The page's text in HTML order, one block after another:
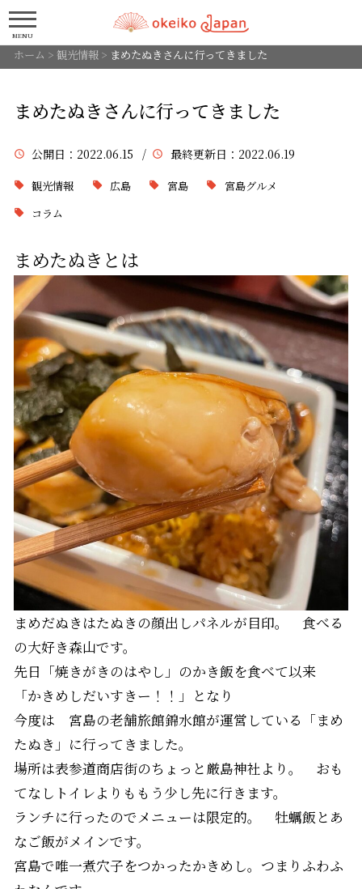
MENU
ホーム > 観光情報> まめたぬきさんに行ってきました
まめたぬきさんに行ってきました
公開日 ：2022.06.15 / 最終更新日 ：2022.06.19
観光情報 広島 宮島
宮島グルメ
コラム
まめたぬき とは
まめだぬきはたぬきの顔出しパネルが目印。 食べる
の大好き森山です。
先日「焼きがきのはやし」のかき飯を食べて以来
「かきめしだいすきー！！」となり
今度は 宮島の老舗旅館錦水館が運営している「まめ
たぬき」に行ってきました。
場所は表参道商店街のちょっと厳島神社より。 おも
てなしトイレよりももう少し先に行きます。
ランチに行ったのでメニューは限定的。 牡蠣飯とあ
なご飯がメインです。
宮島で唯一煮穴子をつかったかきめし。つまりふわふ